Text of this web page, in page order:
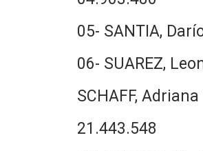
05- SANTIA,
06- SUAREZ,
SCHAFF,
21.443.548